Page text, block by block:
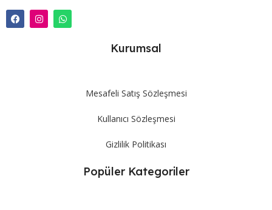
Kurumsal
Mesafeli Satış Sözleşmesi
Kullanıcı Sözleşmesi
Gizlilik Politikası
Popüler Kategoriler